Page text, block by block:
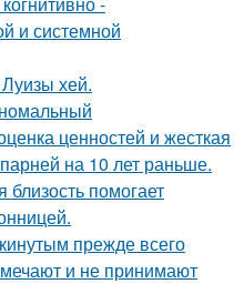
и системной
хей.
ценностей и жесткая
на 10 лет раньше.
близость помогает
прежде всего
и не принимают